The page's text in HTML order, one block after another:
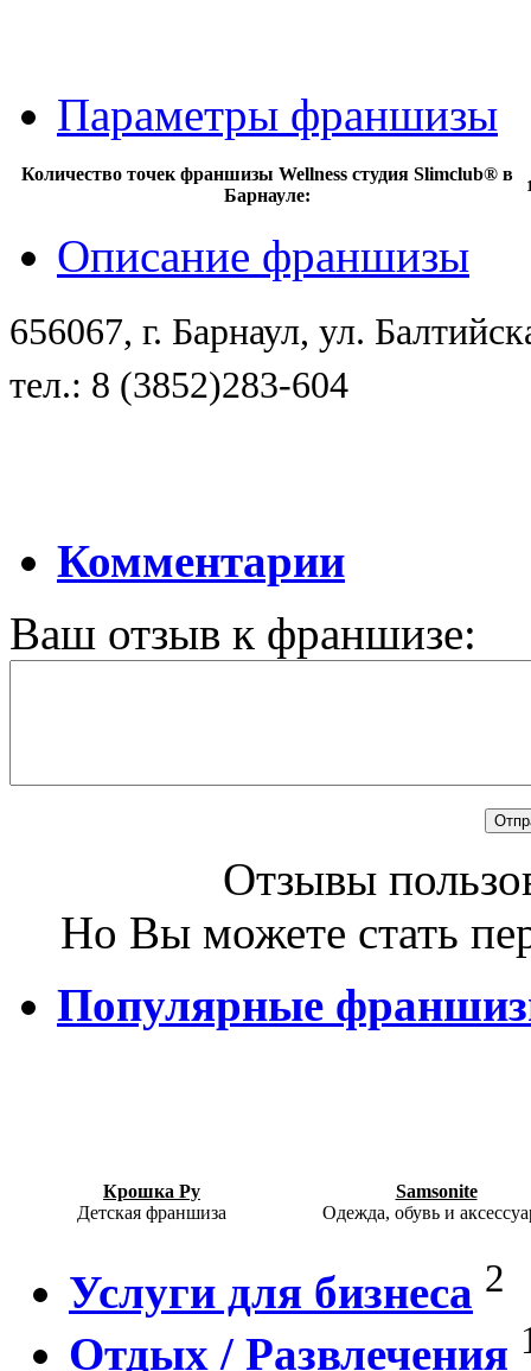
Параметры франшизы
Количество точек франшизы Wellness студия Slimclub® в
Барнауле:
Описание франшизы
656067, г. Барнаул, ул.
тел.: 8 (3852)283-604
Комментарии
Ваш отзыв к франшизе:
Отзывы
Но Вы можете стать
Популярные
Крошка Ру
Детская франшиза
Samsonite
Одежда, обувь и
Услуги для бизнеса 2
Отдых / Развлечения